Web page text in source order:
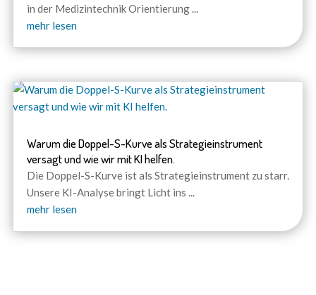
in der Medizintechnik Orientierung...
mehr lesen
Warum die Doppel-S-Kurve als Strategieinstrument
versagt und wie wir mit KI helfen.
Die Doppel-S-Kurve ist als Strategieinstrument zu starr.
Unsere KI-Analyse bringt Licht ins ...
mehr lesen